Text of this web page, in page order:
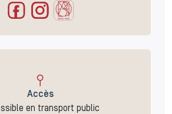
Accès
en transport public